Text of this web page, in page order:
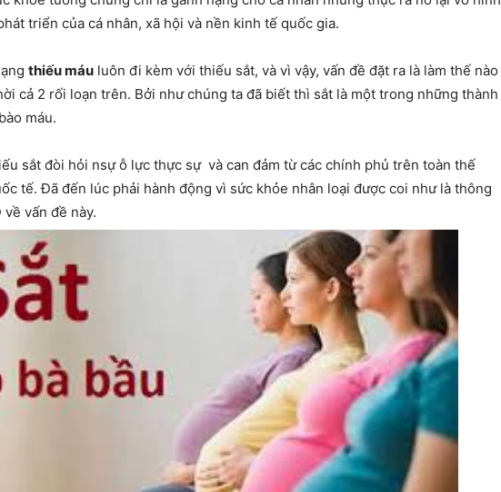
triển của cá nhân, xã hội và nền kinh tế quốc gia.
thiếu máu luôn đi kèm với thiếu sắt, và vì vậy, vấn đề đặt ra là làm thế nào
cả 2 rối loạn trên. Bởi như chúng ta đã biết thì sắt là một trong những thành
máu.
sắt đòi hỏi nsự ỗ lực thực sự và can đảm từ các chính phủ trên toàn thế
tế. Đã đến lúc phải hành động vì sức khỏe nhân loại được coi như là thông
vấn đề này.